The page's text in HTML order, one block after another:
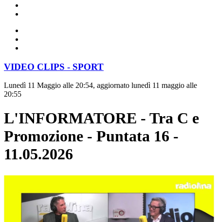
VIDEO CLIPS - SPORT
Lunedì 11 Maggio alle 20:54, aggiornato lunedì 11 maggio alle
20:55
L'INFORMATORE - Tra C e
Promozione - Puntata 16 -
11.05.2026